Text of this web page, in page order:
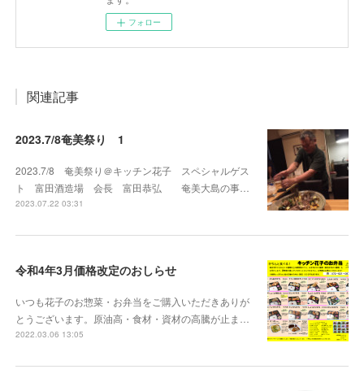
フォロー
関連記事
2023.7/8奄美祭り 1
2023.7/8 奄美祭り＠キッチン花子 スペシャルゲス
ト 富田酒造場 会長 富田恭弘 奄美大島の事…
2023.07.22 03:31
令和4年3月価格改定のおしらせ
いつも花子のお惣菜・お弁当をご購入いただきありが
とうございます。原油高・食材・資材の高騰が止ま…
2022.03.06 13:05